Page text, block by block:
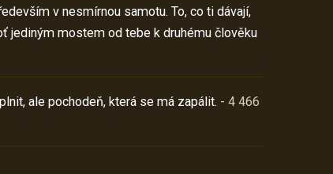
v nesmírnou samotu. To, co ti dávají,
jediným mostem od tebe k druhému člověku
ale pochodeň, která se má zapálit. - 4 466